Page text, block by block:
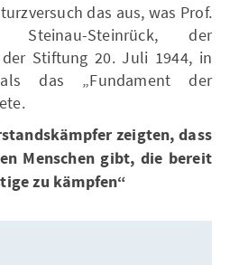
das aus, was Prof.
Steinrück, der
Stiftung 20. Juli 1944, in
das „Fundament der
zeigten, dass
Menschen gibt, die bereit
zu kämpfen“